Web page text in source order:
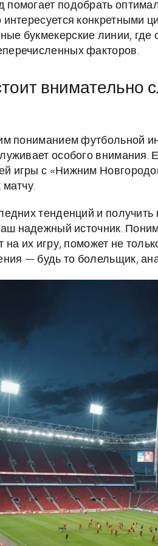
помогает подобрать
интересуется конкретными
букмекерские линии, где
факторов.
внимательно
пониманием футбольной
особого внимания.
игры с «Нижним
матчу.
тенденций и
надежный источник.
на их игру, поможет не
— будь то болельщик,